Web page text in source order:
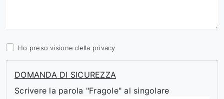
Ho preso visione della privacy
DOMANDA DI SICUREZZA
Scrivere la parola "Fragole" al singolare